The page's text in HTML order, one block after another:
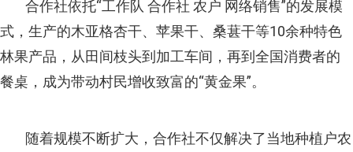
合作社依托“工作队 合作社 农户 网络销售”的发展模
式，生产的木亚格杏干、苹果干、桑葚干等10余种特色
林果产品，从田间枝头到加工车间，再到全国消费者的
餐桌，成为带动村民增收致富的“黄金果”。
随着规模不断扩大，合作社不仅解决了当地种植户农